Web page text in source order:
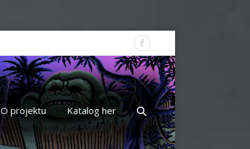
O projektu Katalog her